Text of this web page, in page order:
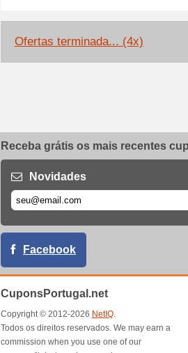
Ofertas terminada... (4x)
Receba grátis os mais recentes
Novidades
Facebook
CuponsPortugal.net
Copyright © 2012-2026 NetIQ.
Todos os direitos reservados. We may earn a
commission when you use one of our